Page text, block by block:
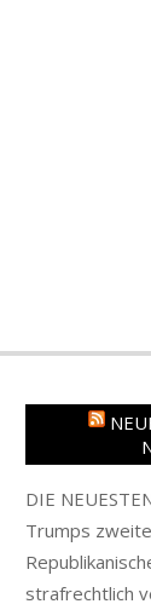
DIE
Trumps
strafrechtlich